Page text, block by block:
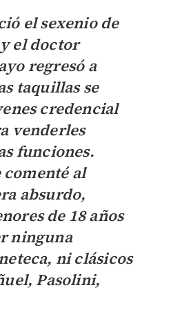
el sexenio de
el doctor
regresó a
taquillas se
credencial
venderles
funciones.
comenté al
absurdo,
de 18 años
ninguna
ni clásicos
Pasolini,